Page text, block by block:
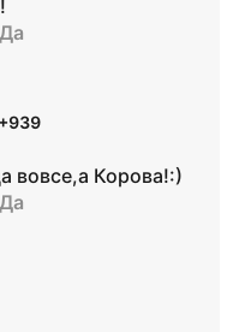
Да
+939
вовсе,а Корова!:)
Да